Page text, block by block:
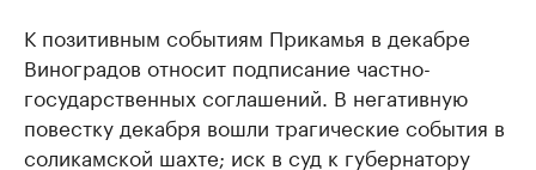
К позитивным событиям Прикамья в декабре
Виноградов относит подписание частно-
государственных соглашений. В негативную
повестку декабря вошли трагические события в
соликамской шахте; иск в суд к губернатору